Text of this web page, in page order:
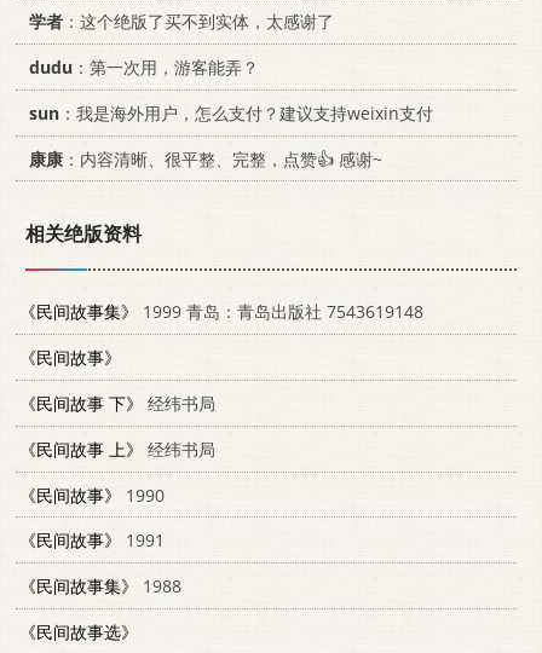
学者 ：这个绝版了买不到实体，太感谢了
dudu ：第一次用，游客能弄？
sun ：我是海外用户，怎么支付？建议支持weixin支付
康康 ：内容清晰、很平整、完整，点赞👍 感谢~
相关绝版资料
《民间故事集》
1999 青岛：青岛出版社 7543619148
《民间故事》
《民间故事 下》
经纬书局
《民间故事 上》
经纬书局
《民间故事》
1990
《民间故事》
1991
《民间故事集》
1988
《民间故事选》